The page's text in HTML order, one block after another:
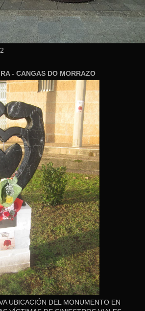
- CANGAS DO MORRAZO
UBICACIÓN DEL MONUMENTO EN